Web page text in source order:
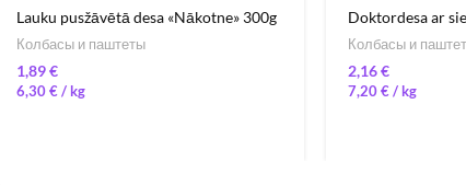
Lauku pusžāvētā desa «Nākotne» 300g
Колбасы и паштеты
€
6,30€ /
Doktordesa ar
Колбасы и
€
7,20€/